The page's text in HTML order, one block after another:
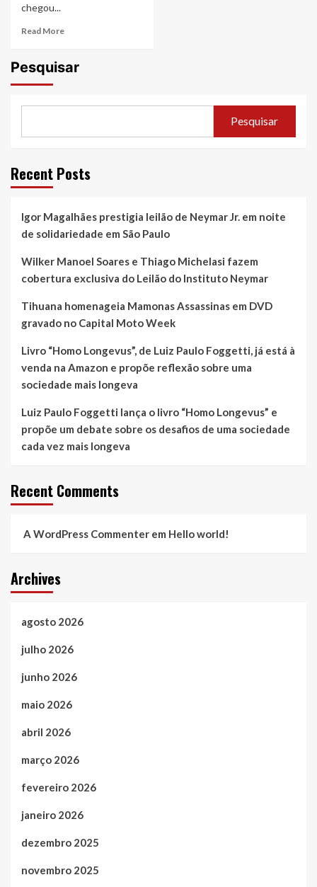
chegou...
Read MoreRead
Alemão
ícone
forró
o
No
Buteco”
Pesquisar
Pesquisar
Recent Posts
Igor Magalhães prestigia leilão de Neymar Jr. em noite
de solidariedade em São Paulo
Wilker Manoel Soares e Thiago Michelasi fazem
cobertura exclusiva do Leilão do Instituto Neymar
Tihuana homenageia Mamonas Assassinas em DVD
gravado no Capital Moto Week
Livro “Homo Longevus”, de Luiz Paulo Foggetti, já está à
venda na Amazon e propõe reflexão sobre uma
sociedade mais longeva
Luiz Paulo Foggetti lança o livro “Homo Longevus” e
propõe um debate sobre os desafios de uma sociedade
cada vez mais longeva
Recent Comments
A WordPress Commenter em Hello world!
Archives
agosto 2026
julho 2026
junho 2026
maio 2026
abril 2026
março 2026
fevereiro 2026
janeiro 2026
dezembro 2025
novembro 2025